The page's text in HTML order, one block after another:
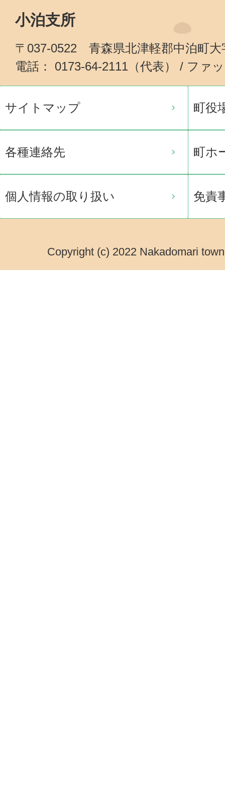
小泊支所
〒037-0522 青森県北津軽郡中泊町大
電話： 0173-64-2111（代表） / ファ
サイトマップ 町役
各種連絡先 町ホ
個人情報の取り扱い 免責
Copyright (c) 2022 Nakadomari